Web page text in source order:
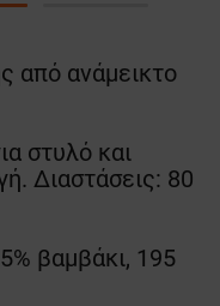
από ανάμεικτο
στυλό και
Διαστάσεις: 80
βαμβάκι, 195